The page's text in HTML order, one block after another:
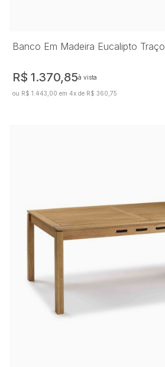
Banco Em Madeira Eucalipto Traço
R$ 1.370,85à vista
ou R$ 1.443,00 em 4x de R$ 360,75